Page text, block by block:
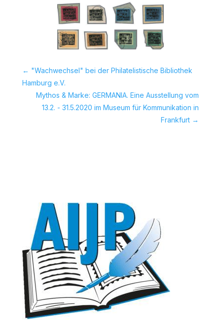
← "Wachwechsel" bei der Philatelistische Bibliothek
Hamburg e.V.
Mythos & Marke: GERMANIA. Eine Ausstellung vom
13.2. - 31.5.2020 im Museum für Kommunikation in
Frankfurt →